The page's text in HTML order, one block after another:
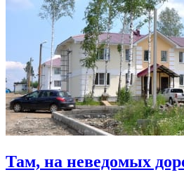
Там, на неведомых